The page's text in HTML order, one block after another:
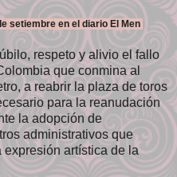
setiembre en el diario El Men
respeto y alivio el fallo
que conmina al
a reabrir la plaza de toros
para la reanudación
la adopción de
administrativos que
artística de la